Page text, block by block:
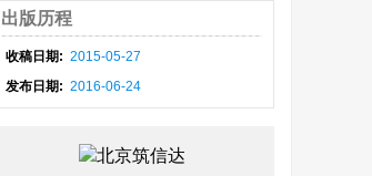
出版历程
收稿日期: 2015-05-27
发布日期: 2016-06-24